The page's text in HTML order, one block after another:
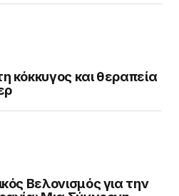
κόκκυγος και θεραπεία
Βελονισμός για την